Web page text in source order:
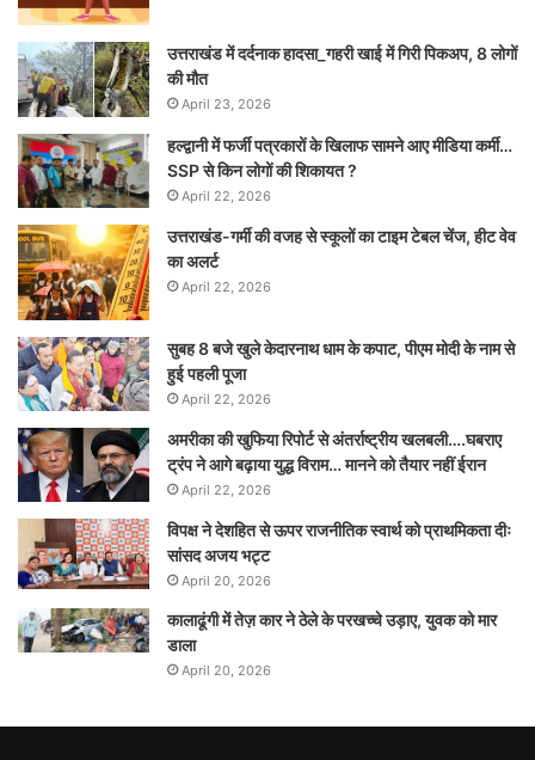
उत्तराखंड में दर्दनाक हादसा_गहरी खाई में गिरी पिकअप, 8 लोगों
की मौत
April 23, 2026
हल्द्वानी में फर्जी पत्रकारों के खिलाफ सामने आए मीडिया कर्मी…
SSP से किन लोगों की शिकायत ?
April 22, 2026
उत्तराखंड-गर्मी की वजह से स्कूलों का टाइम टेबल चेंज, हीट वेव
का अलर्ट
April 22, 2026
सुबह 8 बजे खुले केदारनाथ धाम के कपाट, पीएम मोदी के नाम से
हुई पहली पूजा
April 22, 2026
अमरीका की खुफिया रिपोर्ट से अंतर्राष्ट्रीय खलबली….घबराए
ट्रंप ने आगे बढ़ाया युद्ध विराम… मानने को तैयार नहीं ईरान
April 22, 2026
विपक्ष ने देशहित से ऊपर राजनीतिक स्वार्थ को प्राथमिकता दीः
सांसद अजय भट्ट
April 20, 2026
कालाढूंगी में तेज़ कार ने ठेले के परखच्चे उड़ाए, युवक को मार
डाला
April 20, 2026